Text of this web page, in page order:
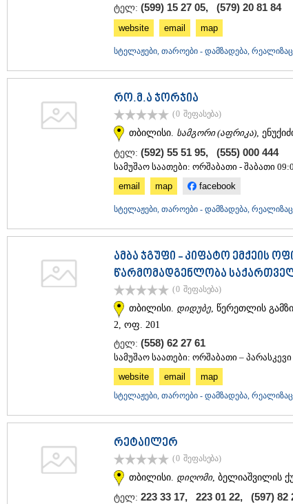
ტელ: (599) 15 27 05, (579) 20 81 84
website email map
სტელაჟები, თაროები - დამზადება,
რო.მ.ა ჯორჯია
(0 შეფასება)
თბილისი. სამგორი (აფრიკა) ,
ტელ: (592) 55 51 95, (555) 000 444
სამუშაო საათები: ორშაბათი - შაბათი
email
map facebook
სტელაჟები, თაროები - დამზადება,
ამბა ჯგუფი - კიფატო ემქეის
წარმომადგენლობა
(0 შეფასება)
თბილისი. დიდუბე , წერეთლის
2, ოფ. 201
ტელ: (558) 62 27 61
სამუშაო საათები: ორშაბათი – პარასკევი
website
email map
სტელაჟები, თაროები - დამზადება,
რეტაილერ
(0 შეფასება)
თბილისი. დიღომი, ბელიაშვილის
ტელ: 223 33 17, 223 01 22, (597) 82